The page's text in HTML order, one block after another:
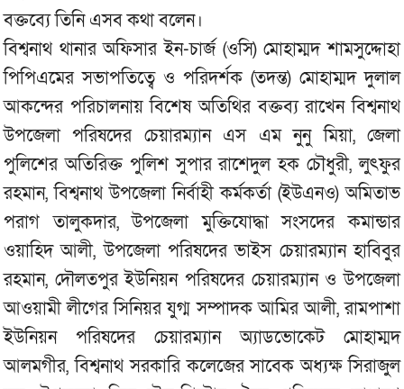
বক্তব্যে তিনি এসব কথা বলেন।
বিশ্বনাথ থানার অফিসার ইন-চার্জ (ওসি) মোহাম্মদ শামসুদ্দোহা
পিপিএমের সভাপতিত্বে ও পরিদর্শক (তদন্ত) মোহাম্মদ দুলাল
আকন্দের পরিচালনায় বিশেষ অতিথির বক্তব্য রাখেন বিশ্বনাথ
উপজেলা পরিষদের চেয়ারম্যান এস এম নুনু মিয়া, জেলা
পুলিশের অতিরিক্ত পুলিশ সুপার রাশেদুল হক চৌধুরী, লুৎফুর
রহমান, বিশ্বনাথ উপজেলা নির্বাহী কর্মকর্তা (ইউএনও) অমিতাভ
পরাগ তালুকদার, উপজেলা মুক্তিযোদ্ধা সংসদের কমান্ডার
ওয়াহিদ আলী, উপজেলা পরিষদের ভাইস চেয়ারম্যান হাবিবুর
রহমান, দৌলতপুর ইউনিয়ন পরিষদের চেয়ারম্যান ও উপজেলা
আওয়ামী লীগের সিনিয়র যুগ্ম সম্পাদক আমির আলী, রামপাশা
ইউনিয়ন পরিষদের চেয়ারম্যান অ্যাডভোকেট মোহাম্মদ
আলমগীর, বিশ্বনাথ সরকারি কলেজের সাবেক অধ্যক্ষ সিরাজুল